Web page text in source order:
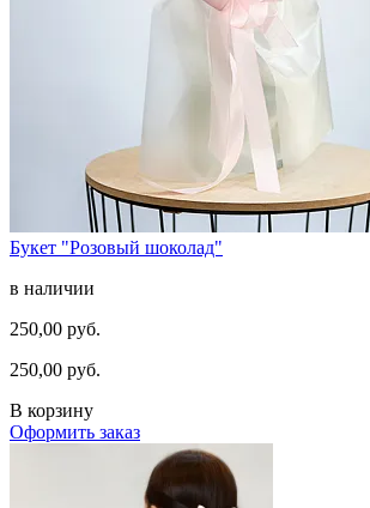
Букет "Розовый шоколад"
в наличии
250,00 руб.
250,00 руб.
В корзину
Оформить заказ